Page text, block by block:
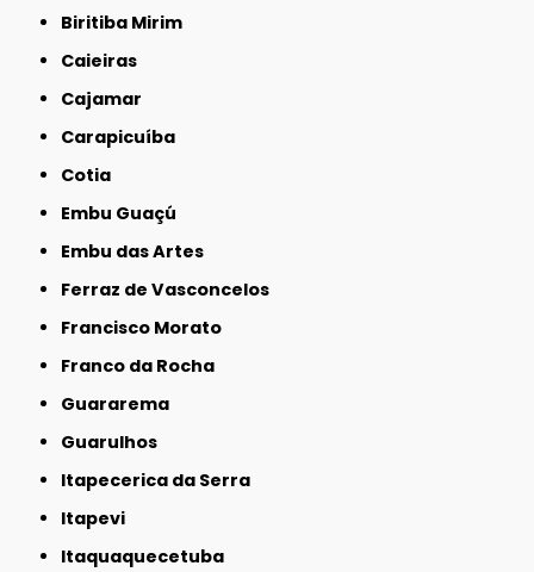
Biritiba Mirim
Caieiras
Cajamar
Carapicuíba
Cotia
Embu Guaçú
Embu das Artes
Ferraz de Vasconcelos
Francisco Morato
Franco da Rocha
Guararema
Guarulhos
Itapecerica da Serra
Itapevi
Itaquaquecetuba